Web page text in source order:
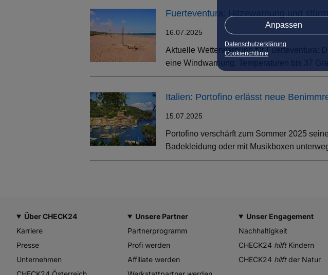
Anpassen
Datenschutzerklärung
Cookierichtlinie
Fuerteventura: Hitzewarnung und
16.07.2025
Aktuelle Wetterwarnung für Fuerteventura:
eine Windwarnung. Temperaturen bis 37
Italien: Portofino erlässt neue
15.07.2025
Portofino verschärft zum Sommer 2025
Badekleidung oder mit Musikboxen
Über CHECK24
Karriere
Presse
Unternehmen
Unsere Partner
Partnerprogramm
Profi werden
Affiliate werden
Unser Engagement
Nachhaltigkeit
CHECK24 hilftKindern
CHECK24 hilftder Natur